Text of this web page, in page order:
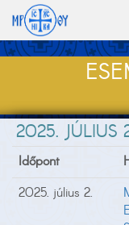
2025. JÚLIUS
Időpont
2025. július 2.